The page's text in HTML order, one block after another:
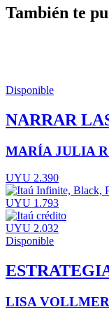
También te
Disponible
NARRAR
MARÍA JULIA
UYU 2.390
UYU 1.793
UYU 2.032
Disponible
LISA VOLLMER